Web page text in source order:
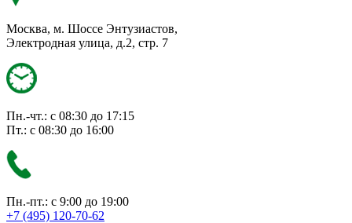
Москва, м. Шоссе Энтузиастов,
Электродная улица, д.2, стр. 7
Пн.-чт.: с 08:30 до 17:15
Пт.: с 08:30 до 16:00
Пн.-пт.: с 9:00 до 19:00
+7 (495) 120-70-62